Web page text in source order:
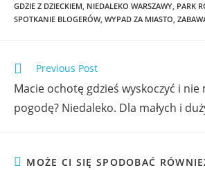
GDZIE Z DZIECKIEM, NIEDALEKO WARSZAWY, PARK
SPOTKANIE BLOGERÓW, WYPAD ZA MIASTO,
Previous Post
Macie ochotę gdzieś wyskoczyć i nie
pogodę? Niedaleko. Dla małych i
MOŻE CI SIĘ SPODOBAĆ